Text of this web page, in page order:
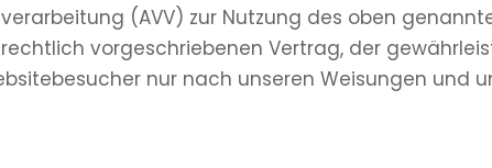
(AVV) zur Nutzung des oben
vorgeschriebenen Vertrag, der
nur nach unseren Weisungen und